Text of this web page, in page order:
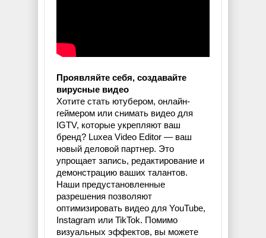
Проявляйте себя, создавайте
вирусные видео
Хотите стать ютубером, онлайн-
геймером или снимать видео для
IGTV, которые укрепляют ваш
бренд? Luxea Video Editor — ваш
новый деловой партнер. Это
упрощает запись, редактирование и
демонстрацию ваших талантов.
Наши предустановленные
разрешения позволяют
оптимизировать видео для YouTube,
Instagram или TikTok. Помимо
визуальных эффектов, вы можете